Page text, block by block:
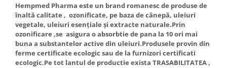
Hempmed Pharma este un brand romanesc de produse de
înaltă calitate , ozonificate, pe baza de cânepă, uleiuri
vegetale, uleiuri esențiale și extracte naturale.Prin
ozonificare ,se asigura o absorbtie de pana la 10 ori mai
buna a substantelor active din uleiuri.Produsele provin din
ferme certificate ecologic sau de la furnizori certificati
ecologic.Pe tot lantul de productie exista TRASABILITATEA ,